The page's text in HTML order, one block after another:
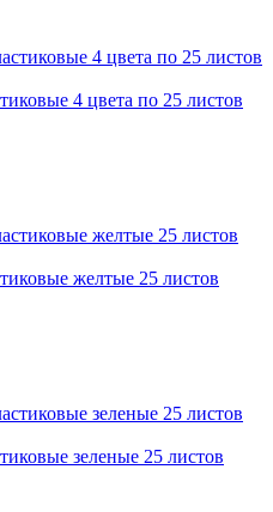
4 цвета по 25 листов
желтые 25 листов
зеленые 25 листов